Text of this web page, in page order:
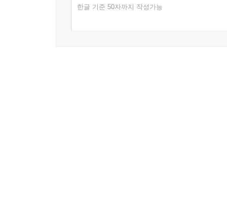
한글 기준 50자까지 작성가능